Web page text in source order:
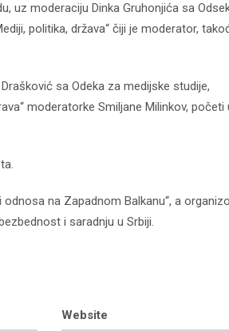
uz moderaciju Dinka Gruhonjića sa
politika, država“ čiji je moderator,
sa Odeka za medijske studije,
moderatorke Smiljane Milinkov, početi
na Zapadnom Balkanu“, a
i saradnju u Srbiji.
Website